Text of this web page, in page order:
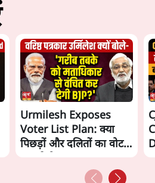
Urmilesh Exposes
Voter List Plan: क्या
पिछड़ों और दलितों का वोट